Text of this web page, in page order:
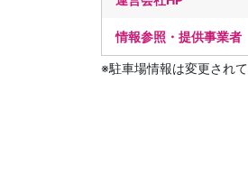
情報参照・提供事業者
※駐車場情報は変更され